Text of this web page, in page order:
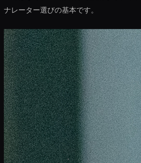
ナレーター選びの基本です。